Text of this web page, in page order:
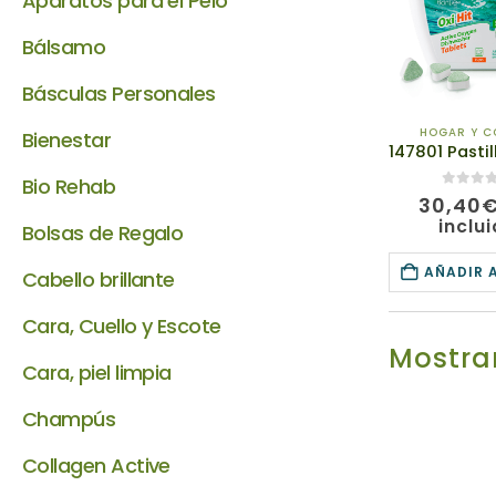
HOGAR Y
0 de 5
30,40
AÑADIR
Bálsamo
Básculas Personales
Bienestar
Bio Rehab
Bolsas de Regalo
Cabello brillante
Cara, Cuello y Escote
Cara, piel limpia
Champús
Collagen Active